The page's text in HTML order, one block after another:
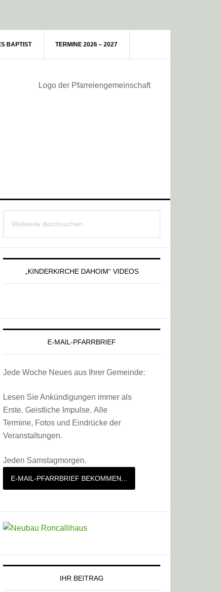
BAPTIST TERMINE 2026 – 2027
Haupt-
Sidebar
durchsuchen
„KINDERKIRCHE DAHOIM“ VIDEOS
E-MAIL-PFARRBRIEF
Jede Woche Neues aus Ihrer Gemeinde:
Lesen Sie Ankündigungen immer als
Erste. Geistliche Impulse. Alle
Termine, Fotos und Eindrücke der
Veranstaltungen.
Jeden Samstagmorgen.
E-MAIL-PFARRBRIEF BEKOMMEN...
IHR BEITRAG